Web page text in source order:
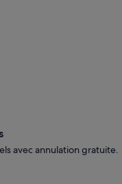
avec annulation gratuite.